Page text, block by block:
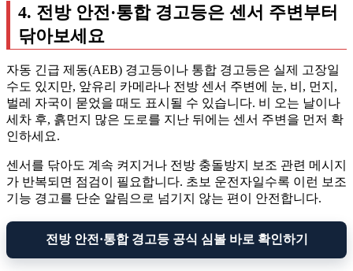
4. 전방 안전·통합 경고등은 센서 주변부터
닦아보세요
자동 긴급 제동(AEB) 경고등이나 통합 경고등은 실제 고장일
수도 있지만, 앞유리 카메라나 전방 센서 주변에 눈, 비, 먼지,
벌레 자국이 묻었을 때도 표시될 수 있습니다. 비 오는 날이나
세차 후, 흙먼지 많은 도로를 지난 뒤에는 센서 주변을 먼저 확
인하세요.
센서를 닦아도 계속 켜지거나 전방 충돌방지 보조 관련 메시지
가 반복되면 점검이 필요합니다. 초보 운전자일수록 이런 보조
기능 경고를 단순 알림으로 넘기지 않는 편이 안전합니다.
전방 안전·통합 경고등 공식 심볼 바로 확인하기